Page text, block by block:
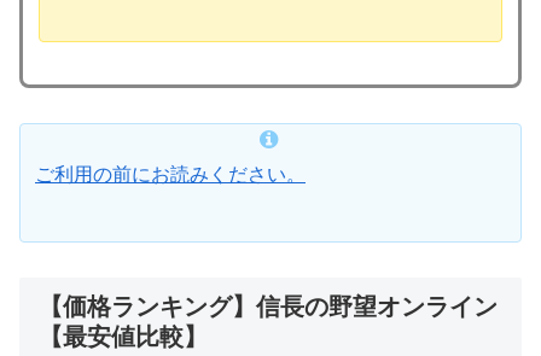
ご利用の前にお読みください。
【価格ランキング】信長の野望オンライン
【最安値比較】